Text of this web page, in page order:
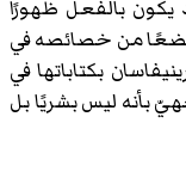
يكون بالفعل ظهورًا
بضعًا من خصائصه في
بكتاباتها في
بأنه ليس بشريًا بل